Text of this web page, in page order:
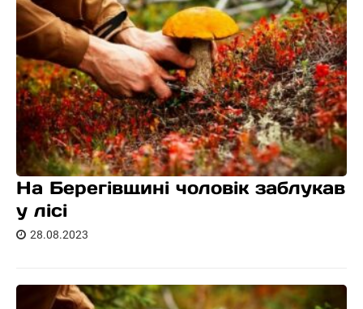
На Берегівщині чоловік заблукав
у лісі
28.08.2023